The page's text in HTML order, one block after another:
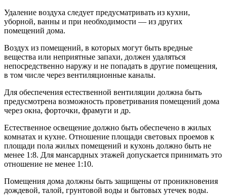
Удаление воздуха следует предусматривать из кухни,
уборной, ванны и при необходимости — из других
помещений дома.
Воздух из помещений, в которых могут быть вредные
вещества или неприятные запахи, должен удаляться
непосредственно наружу и не попадать в другие помещения,
в том числе через вентиляционные каналы.
Для обеспечения естественной вентиляции должна быть
предусмотрена возможность проветривания помещений дома
через окна, форточки, фрамуги и др.
Естественное освещение должно быть обеспечено в жилых
комнатах и кухне. Отношение площади световых проемов к
площади пола жилых помещений и кухонь должно быть не
менее 1:8. Для мансардных этажей допускается принимать это
отношение не менее 1:10.
Помещения дома должны быть защищены от проникновения
дождевой, талой, грунтовой воды и бытовых утечек воды.